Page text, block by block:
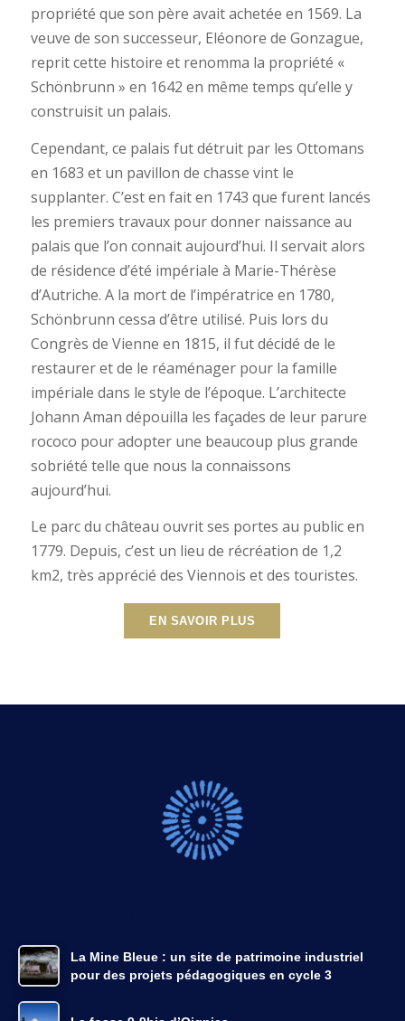
propriété que son père avait achetée en 1569. La
veuve de son successeur, Eléonore de Gonzague,
reprit cette histoire et renomma la propriété «
Schönbrunn » en 1642 en même temps qu’elle y
construisit un palais.
Cependant, ce palais fut détruit par les Ottomans
en 1683 et un pavillon de chasse vint le
supplanter. C’est en fait en 1743 que furent lancés
les premiers travaux pour donner naissance au
palais que l’on connait aujourd’hui. Il servait alors
de résidence d’été impériale à Marie-Thérèse
d’Autriche. A la mort de l’impératrice en 1780,
Schönbrunn cessa d’être utilisé. Puis lors du
Congrès de Vienne en 1815, il fut décidé de le
restaurer et de le réaménager pour la famille
impériale dans le style de l’époque. L’architecte
Johann Aman dépouilla les façades de leur parure
rococo pour adopter une beaucoup plus grande
sobriété telle que nous la connaissons
aujourd’hui.
Le parc du château ouvrit ses portes au public en
1779. Depuis, c’est un lieu de récréation de 1,2
km2, très apprécié des Viennois et des touristes.
EN SAVOIR PLUS
La Mine Bleue : un site de patrimoine industriel
pour des projets pédagogiques en cycle 3